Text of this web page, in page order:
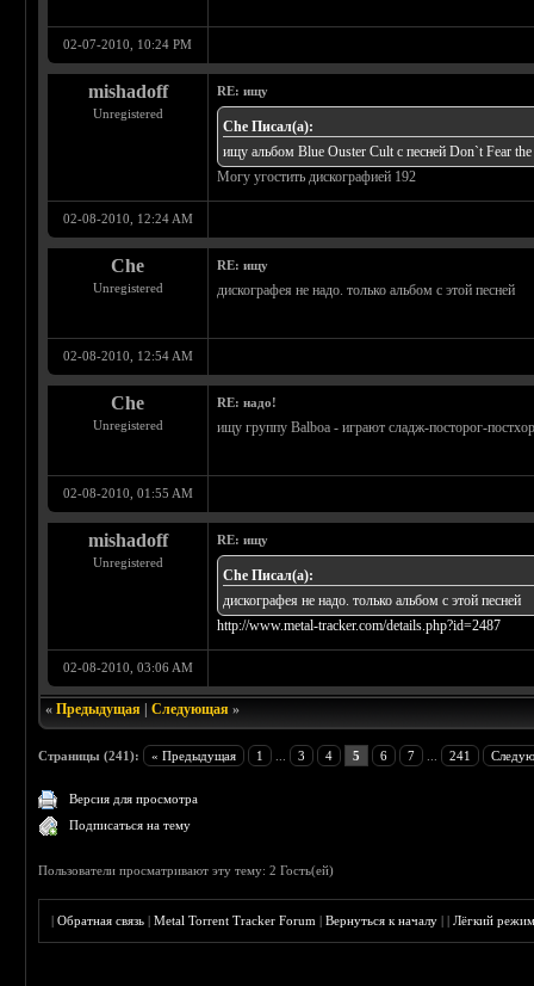
02-07-2010, 10:24 PM
mishadoff
Unregistered
RE: ищу
Che Писал(а):
ищу альбом Blue Ouster Cult с песней Don`t Fear the
Могу угостить дискографией 192
02-08-2010, 12:24 AM
Che
Unregistered
RE: ищу
дискографея не надо. только альбом с этой песней
02-08-2010, 12:54 AM
Che
Unregistered
RE: надо!
ищу группу Balboa - играют сладж-посторог-
02-08-2010, 01:55 AM
mishadoff
Unregistered
RE: ищу
Che Писал(а):
дискографея не надо. только альбом с этой песней
http://www.metal-tracker.com/details.php?id=2487
02-08-2010, 03:06 AM
«Предыдущая |Следующая »
Страницы (241): « Предыдущая 1 3 4 5 6 7 241
Версия для просмотра
Подписаться на тему
Пользователи просматривают эту тему: 2 Гость(ей)
|Обратная связь |Metal Torrent Tracker Forum |Вернуться к началу ||Лёгкий